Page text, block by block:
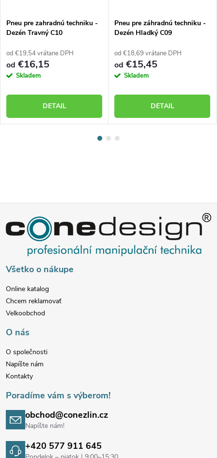
Pneu pre zahradnú techniku -
Dezén Travný C10
od €19,54 vrátane DPH
od €16,15
Skladem
DETAIL
Pneu pre záhradnú techniku -
Dezén Hladký C09
od €18,69 vrátane DPH
od €15,45
Skladem
DETAIL
á
p
ä
t
e
Všetko o nákupe
Online katalog
Chcem reklamovať
Velkoobchod
O nás
O společnosti
Napíšte nám
Kontakty
Poradíme vám s výberom!
obchod@conezlin.cz
Napíšte nám!
+420 577 911 645